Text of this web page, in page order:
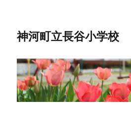
神河町立長谷小学校